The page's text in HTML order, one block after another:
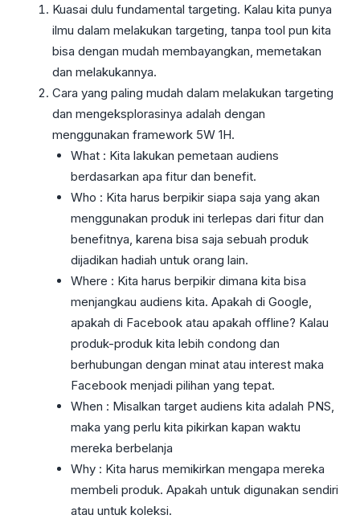
Kuasai dulu fundamental targeting. Kalau kita punya
ilmu dalam melakukan targeting, tanpa tool pun kita
bisa dengan mudah membayangkan, memetakan
dan melakukannya.
Cara yang paling mudah dalam melakukan targeting
dan mengeksplorasinya adalah dengan
menggunakan framework 5W 1H.
What : Kita lakukan pemetaan audiens
berdasarkan apa fitur dan benefit.
Who : Kita harus berpikir siapa saja yang akan
menggunakan produk ini terlepas dari fitur dan
benefitnya, karena bisa saja sebuah produk
dijadikan hadiah untuk orang lain.
Where : Kita harus berpikir dimana kita bisa
menjangkau audiens kita. Apakah di Google,
apakah di Facebook atau apakah offline? Kalau
produk-produk kita lebih condong dan
berhubungan dengan minat atau interest maka
Facebook menjadi pilihan yang tepat.
When : Misalkan target audiens kita adalah PNS,
maka yang perlu kita pikirkan kapan waktu
mereka berbelanja
Why : Kita harus memikirkan mengapa mereka
membeli produk. Apakah untuk digunakan sendiri
atau untuk koleksi.